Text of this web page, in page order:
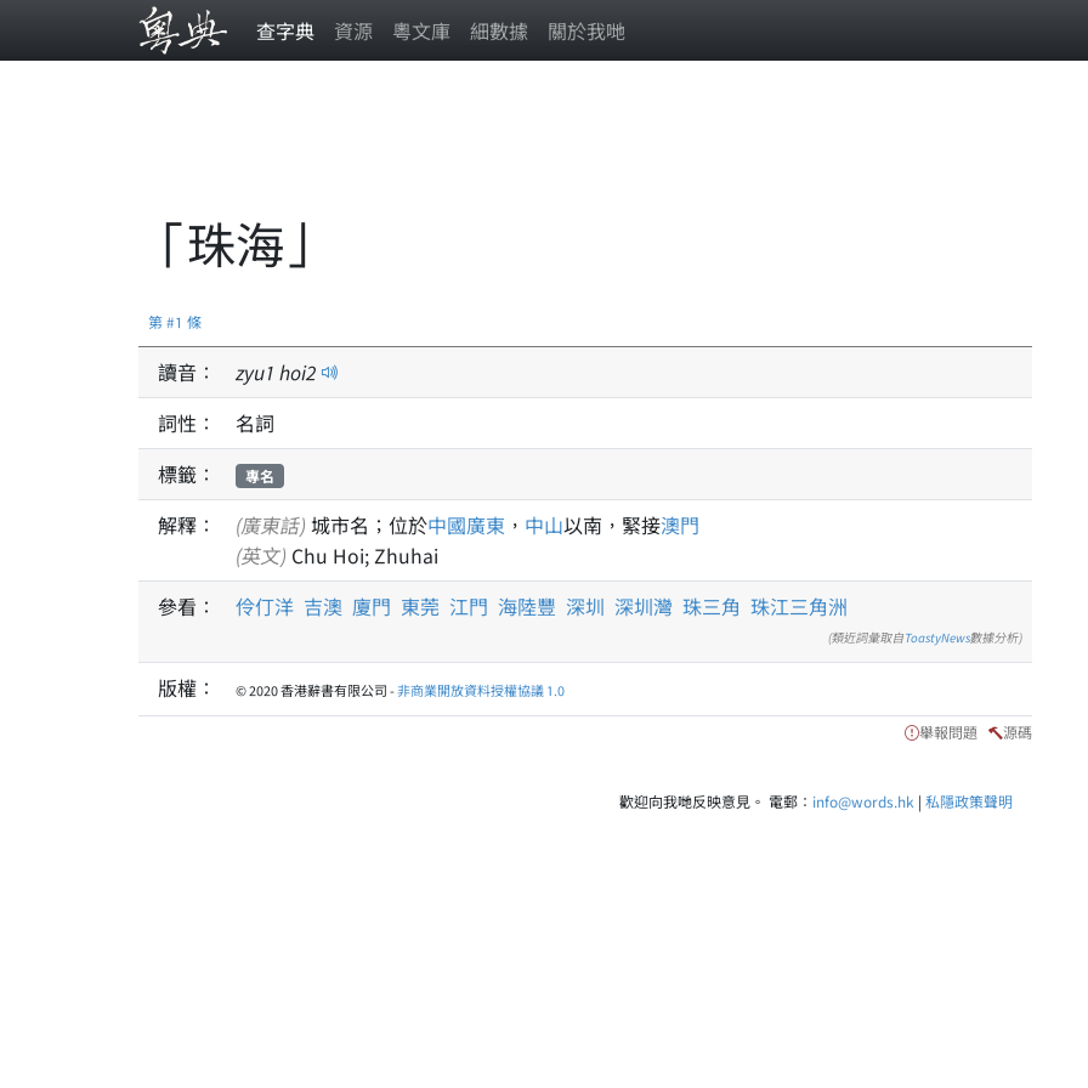
查字典 資源 粵文庫 細數據 關於我哋
「珠海」
第 #1 條
讀音： zyu1 hoi2
詞性：
名詞
標籤：
專名
解釋： (廣東話) 城市名；位於中國廣東 ， 中山以南，緊接澳門
(英文) Chu Hoi; Zhuhai
參看：
伶仃洋 吉澳 廈門 東莞 江門 海陸豐 深圳 深圳灣 珠三角 珠江三角洲
(類近詞彙取自ToastyNews數據分析)
版權： © 2020 香港辭書有限公司 -非商業開放資料授權協議 1.0
舉報問題 源碼
歡迎向我哋反映意見。 電郵： info@words.hk | 私隱政策聲明